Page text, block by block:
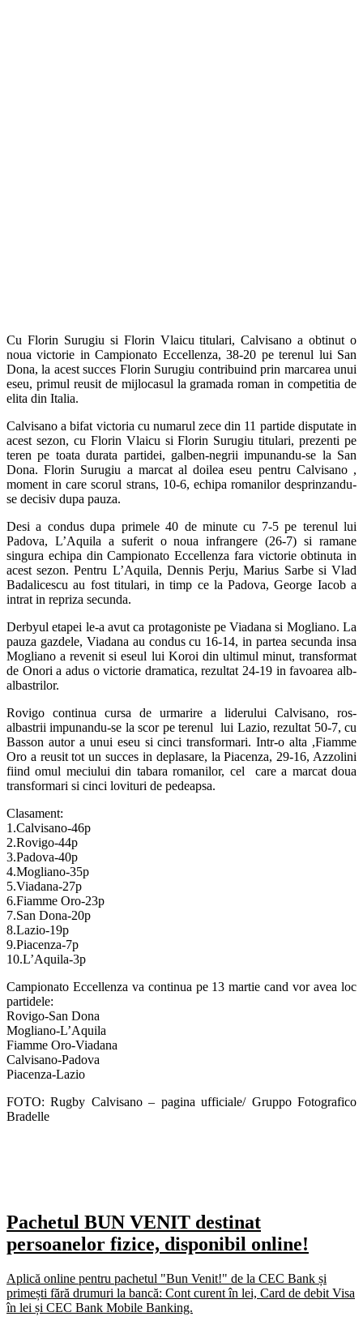
Cu Florin Surugiu si Florin Vlaicu titulari, Calvisano a obtinut o
noua victorie in Campionato Eccellenza, 38-20 pe terenul lui San
Dona, la acest succes Florin Surugiu contribuind prin marcarea unui
eseu, primul reusit de mijlocasul la gramada roman in competitia de
elita din Italia.
Calvisano a bifat victoria cu numarul zece din 11 partide disputate in
acest sezon, cu Florin Vlaicu si Florin Surugiu titulari, prezenti pe
teren pe toata durata partidei, galben-negrii impunandu-se la San
Dona. Florin Surugiu a marcat al doilea eseu pentru Calvisano ,
moment in care scorul strans, 10-6, echipa romanilor desprinzandu-
se decisiv dupa pauza.
Desi a condus dupa primele 40 de minute cu 7-5 pe terenul lui
Padova, L’Aquila a suferit o noua infrangere (26-7) si ramane
singura echipa din Campionato Eccellenza fara victorie obtinuta in
acest sezon. Pentru L’Aquila, Dennis Perju, Marius Sarbe si Vlad
Badalicescu au fost titulari, in timp ce la Padova, George Iacob a
intrat in repriza secunda.
Derbyul etapei le-a avut ca protagoniste pe Viadana si Mogliano. La
pauza gazdele, Viadana au condus cu 16-14, in partea secunda insa
Mogliano a revenit si eseul lui Koroi din ultimul minut, transformat
de Onori a adus o victorie dramatica, rezultat 24-19 in favoarea alb-
albastrilor.
Rovigo continua cursa de urmarire a liderului Calvisano, ros-
albastrii impunandu-se la scor pe terenul lui Lazio, rezultat 50-7, cu
Basson autor a unui eseu si cinci transformari. Intr-o alta ,Fiamme
Oro a reusit tot un succes in deplasare, la Piacenza, 29-16, Azzolini
fiind omul meciului din tabara romanilor, cel care a marcat doua
transformari si cinci lovituri de pedeapsa.
Clasament:
1.Calvisano-46p
2.Rovigo-44p
3.Padova-40p
4.Mogliano-35p
5.Viadana-27p
6.Fiamme Oro-23p
7.San Dona-20p
8.Lazio-19p
9.Piacenza-7p
10.L’Aquila-3p
Campionato Eccellenza va continua pe 13 martie cand vor avea loc
partidele:
Rovigo-San Dona
Mogliano-L’Aquila
Fiamme Oro-Viadana
Calvisano-Padova
Piacenza-Lazio
FOTO: Rugby Calvisano – pagina ufficiale/ Gruppo Fotografico
Bradelle
Pachetul BUN VENIT destinat
persoanelor fizice, disponibil online!
Aplică online pentru pachetul "Bun Venit!" de la CEC Bank și
primești fără drumuri la bancă: Cont curent în lei, Card de debit Visa
în lei și CEC Bank Mobile Banking.​